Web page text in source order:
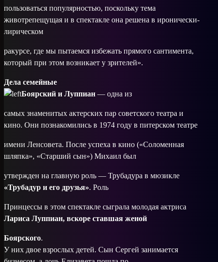
пользоваться популярностью, поскольку тема
животрепещущая и в спектакле она решена в иронически-
лирическом
ракурсе, где мы пытаемся избежать прямого сантимента,
который при этом возникает у зрителей».
Дела семейные
Боярский и Луппиан — одна из
самых знаменитых актерских пар советского театра и
кино. Они познакомились в 1974 году в питерском театре
имени Ленсовета. После успеха в кино («Соломенная
шляпка», «Старший сын») Михаил был
утвержден на главную роль — Трубадура в мюзикле
«Трубадур и его друзья». Роль
Принцессы в этом спектакле сыграла молодая актриса
Лариса Луппиан, вскоре ставшая женой
Боярского.
У них двое взрослых детей. Сын Сергей занимается